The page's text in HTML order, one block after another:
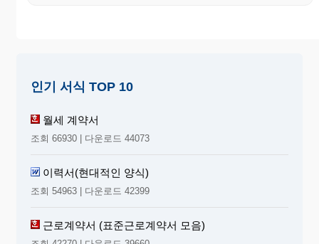
인기 서식 TOP 10
월세 계약서
조회 66930 | 다운로드 44073
이력서(현대적인 양식)
조회 54963 | 다운로드 42399
근로계약서 (표준근로계약서 모음)